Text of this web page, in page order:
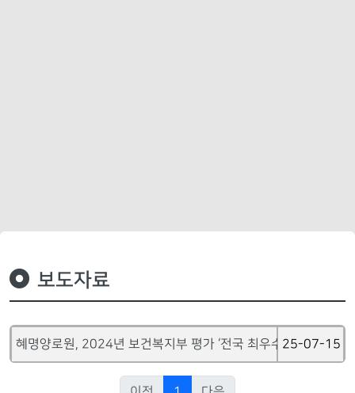
보도자료
혜명양로원, 2024년 보건복지부 평가 ‘전국 최우수 시설’ 선정
25-07-15